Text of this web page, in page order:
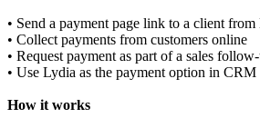
• Send a payment page link to a client
• Collect payments from customers online
• Request payment as part of a sales
• Use Lydia as the payment option in CRM
How it works